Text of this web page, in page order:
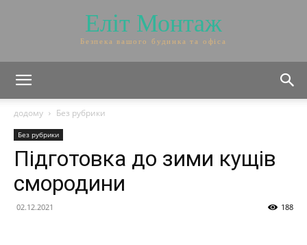
Еліт Монтаж
Безпека вашого будинка та офіса
додому Без рубрики
Без рубрики
Підготовка до зими кущів
смородини
02.12.2021 188